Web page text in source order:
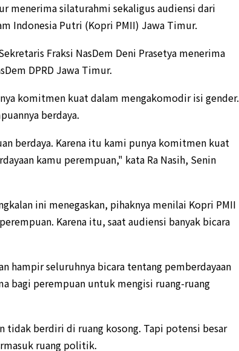
menerima silaturahmi sekaligus audiensi dari
Indonesia Putri (Kopri PMII) Jawa Timur.
Fraksi NasDem Deni Prasetya menerima
DPRD Jawa Timur.
komitmen kuat dalam mengakomodir isi gender.
berdaya.
berdaya. Karena itu kami punya komitmen kuat
kamu perempuan," kata Ra Nasih, Senin
ini menegaskan, pihaknya menilai Kopri PMII
Karena itu, saat audiensi banyak bicara
hampir seluruhnya bicara tentang pemberdayaan
bagi perempuan untuk mengisi ruang-ruang
tidak berdiri di ruang kosong. Tapi potensi besar
ruang politik.